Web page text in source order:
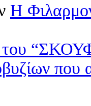
Η
του
που